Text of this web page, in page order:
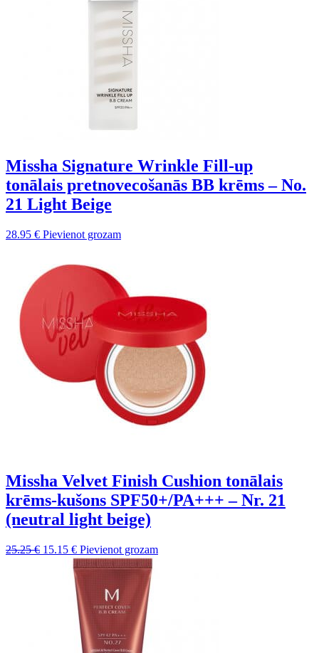
Missha Signature Wrinkle Fill-up
tonālais pretnovecošanās BB krēms – No.
21 Light Beige
28.95 € Pievienot grozam
Missha Velvet Finish Cushion tonālais
krēms-kušons SPF50+/PA+++ – Nr. 21
(neutral light beige)
25.25€ Sākotnējā
25.25 €.
15.15 €Pašreizējā
cena
ir:
15.15 €.
Pievienot grozam